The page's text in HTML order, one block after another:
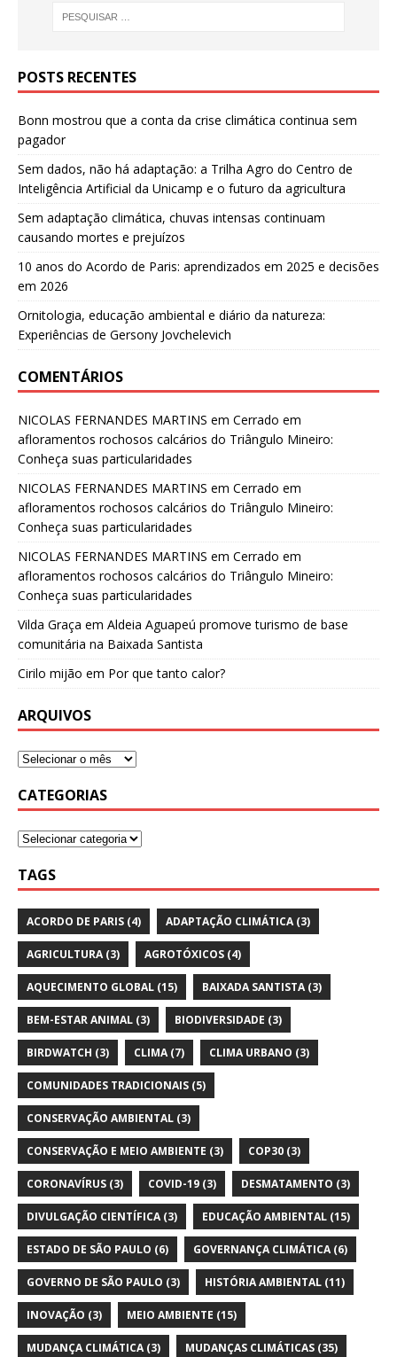
POSTS RECENTES
Bonn mostrou que a conta da crise climática continua sem
pagador
Sem dados, não há adaptação: a Trilha Agro do Centro de
Inteligência Artificial da Unicamp e o futuro da agricultura
Sem adaptação climática, chuvas intensas continuam
causando mortes e prejuízos
10 anos do Acordo de Paris: aprendizados em 2025 e decisões
em 2026
Ornitologia, educação ambiental e diário da natureza:
Experiências de Gersony Jovchelevich
COMENTÁRIOS
NICOLAS FERNANDES MARTINS em Cerrado em
afloramentos rochosos calcários do Triângulo Mineiro:
Conheça suas particularidades
NICOLAS FERNANDES MARTINS em Cerrado em
afloramentos rochosos calcários do Triângulo Mineiro:
Conheça suas particularidades
NICOLAS FERNANDES MARTINS em Cerrado em
afloramentos rochosos calcários do Triângulo Mineiro:
Conheça suas particularidades
Vilda Graça em Aldeia Aguapeú promove turismo de base
comunitária na Baixada Santista
Cirilo mijão em Por que tanto calor?
ARQUIVOS
CATEGORIAS
TAGS
ACORDO DE PARIS (4) ADAPTAÇÃO CLIMÁTICA(3)
AGRICULTURA(3) AGROTÓXICOS (4)
AQUECIMENTO GLOBAL (15) BAIXADA SANTISTA(3)
BEM-ESTAR ANIMAL (3) BIODIVERSIDADE (3)
BIRDWATCH (3) CLIMA(7) CLIMA URBANO (3)
COMUNIDADES TRADICIONAIS (5)
CONSERVAÇÃO AMBIENTAL (3)
CONSERVAÇÃO E MEIO AMBIENTE (3) COP30 (3)
CORONAVÍRUS (3) COVID-19 (3) DESMATAMENTO (3)
DIVULGAÇÃO CIENTÍFICA(3) EDUCAÇÃO AMBIENTAL (15)
ESTADO DE SÃO PAULO (6) GOVERNANÇA CLIMÁTICA(6)
GOVERNO DE SÃO PAULO (3) HISTÓRIA AMBIENTAL (11)
INOVAÇÃO (3) MEIO AMBIENTE (15)
MUDANÇA CLIMÁTICA(3) MUDANÇAS CLIMÁTICAS (35)